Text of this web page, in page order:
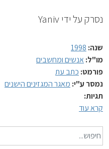
טקסט חופשי...
נסרק על ידי Yaniv
שנה: 1998
מו"ל: אנשים ומחשבים
פורמט: כתב עת
נמסר ע"י: מאגר המגזינים הישנים
תגיות:
קרא עוד